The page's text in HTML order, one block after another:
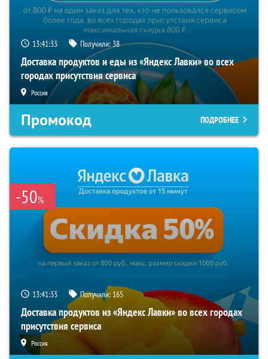
13:41:32 Получили:38
Доставка продуктов и еды из «Яндекс Лавки» во всех
городах присутствия сервиса
Россия
Промокод ПОДРОБНЕЕ
-50%
13:41:32 Получили: 165
Доставка продуктов из «Яндекс Лавки» во всех городах
присутствия сервиса
Россия